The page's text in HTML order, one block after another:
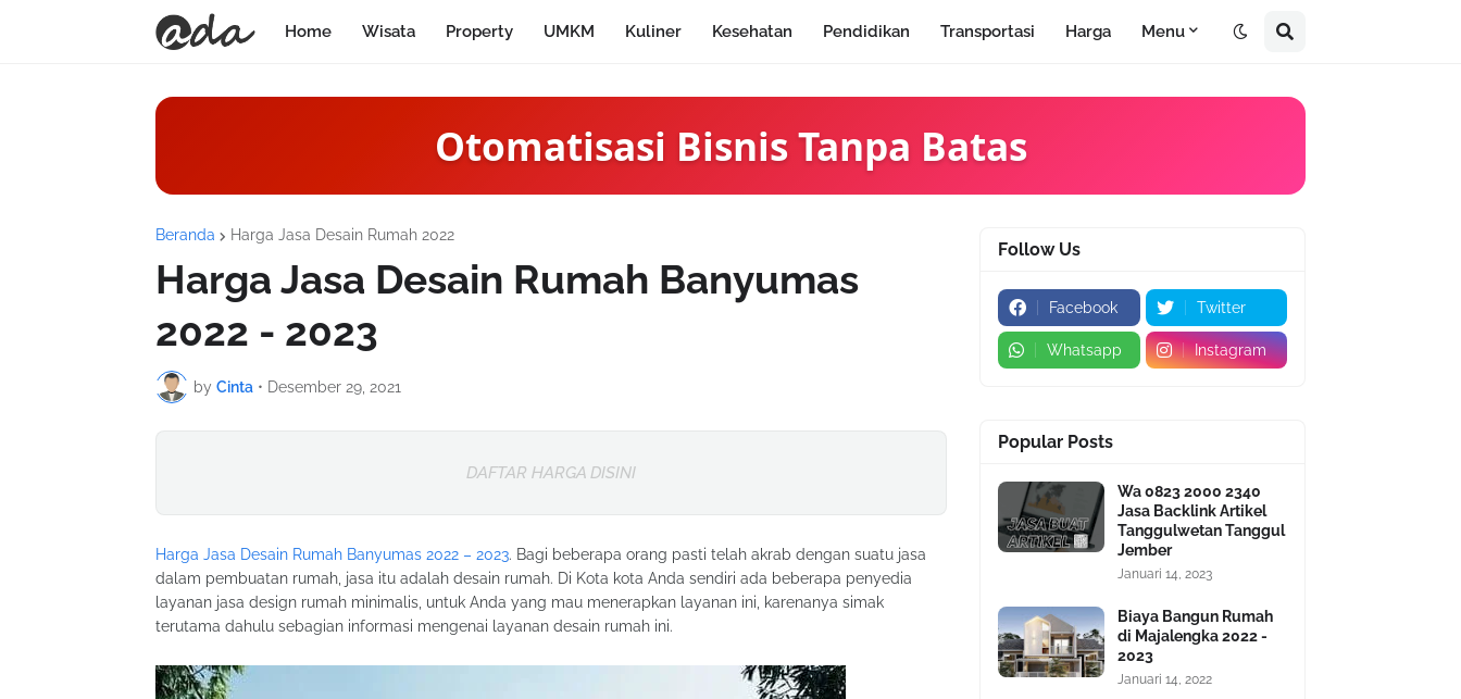
Home Wisata Property UMKM Kuliner Kesehatan Pendidikan Transportasi Harga Menu
Otomatisasi Bisnis Tanpa Batas
Beranda Harga Jasa Desain Rumah 2022
Harga Jasa Desain Rumah Banyumas
2022 - 2023
by Cinta • Desember 29, 2021
DAFTAR HARGA DISINI
Harga Jasa Desain Rumah Banyumas 2022 – 2023. Bagi beberapa orang pasti telah akrab dengan suatu jasa
dalam pembuatan rumah, jasa itu adalah desain rumah. Di Kota kota Anda sendiri ada beberapa penyedia
layanan jasa design rumah minimalis, untuk Anda yang mau menerapkan layanan ini, karenanya simak
terutama dahulu sebagian informasi mengenai layanan desain rumah ini.
Follow Us
Facebook Twitter
Whatsapp Instagram
Popular Posts
Wa 0823 2000 2340
Jasa Backlink Artikel
Tanggulwetan Tanggul
Jember
Januari 14, 2023
Biaya Bangun Rumah
di Majalengka 2022 -
2023
Januari 14, 2022